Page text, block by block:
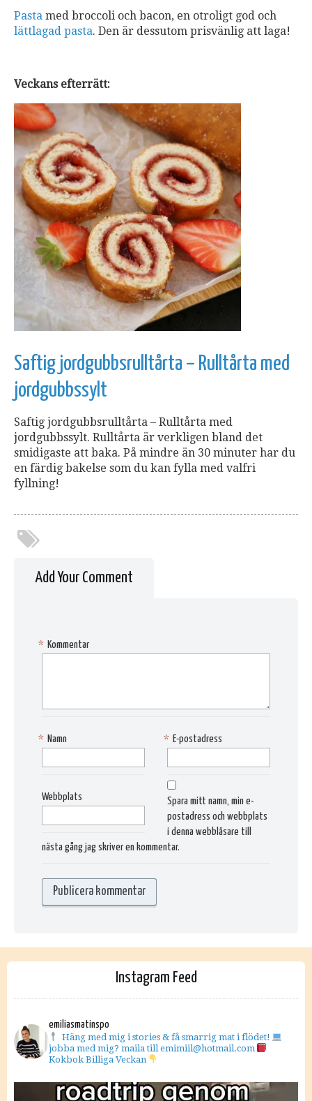
Pasta med broccoli och bacon, en otroligt god och
lättlagad pasta. Den är dessutom prisvänlig att laga!
Veckans efterrätt:
Saftig jordgubbsrulltårta – Rulltårta med
jordgubbssylt
Saftig jordgubbsrulltårta – Rulltårta med
jordgubbssylt. Rulltårta är verkligen bland det
smidigaste att baka. På mindre än 30 minuter har du
en färdig bakelse som du kan fylla med valfri
fyllning!
Add Your Comment
Kommentar
*
Namn
* E-postadress
*
Webbplats
Spara mitt namn, min e-
postadress och webbplats
i denna webbläsare till
nästa gång jag skriver en kommentar.
Instagram Feed
emiliasmatinspo
Häng med mig i stories & få smarrig mat i flödet!
jobba med mig? maila till emimiil@hotmail.com
Kokbok Billiga Veckan